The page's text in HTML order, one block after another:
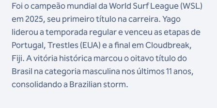
Foi o campeão mundial da World Surf League (WSL)
em 2025, seu primeiro título na carreira. Yago
liderou a temporada regular e venceu as etapas de
Portugal, Trestles (EUA) e a final em Cloudbreak,
Fiji. A vitória histórica marcou o oitavo título do
Brasil na categoria masculina nos últimos 11 anos,
consolidando a Brazilian storm.